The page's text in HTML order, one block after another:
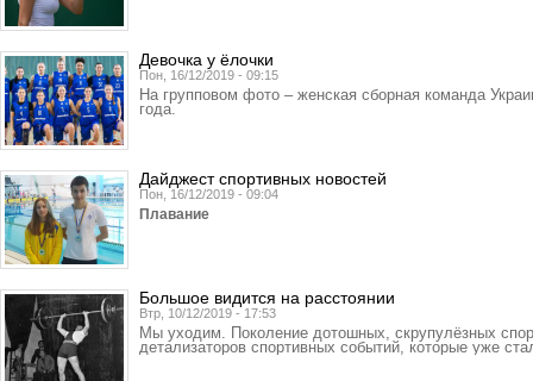
Девочка у ёлочки
Пон, 16/12/2019 - 09:15
На групповом фото – женская сборная команда
года.
Дайджест спортивных новостей
Пон, 16/12/2019 - 09:04
Плавание
Большое видится на расстоянии
Втр, 10/12/2019 - 17:53
Мы уходим. Поколение дотошных, скрупулёзных
детализаторов спортивных событий, которые уже